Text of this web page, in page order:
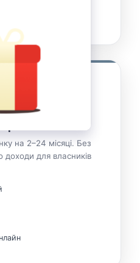
боку магазину
на 2–24 місяці. Без
доходи для власників